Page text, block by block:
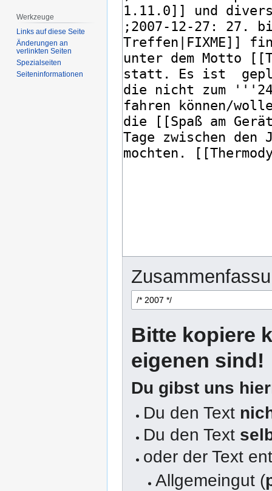
Bitte kopiere
eigenen sind!
Du gibst uns
Du den Text
Du den Text
oder der Text
Allgemeingut (
Werkzeuge
Links auf diese Seite
Änderungen an
verlinkten Seiten
Spezialseiten
Seiten­­informationen